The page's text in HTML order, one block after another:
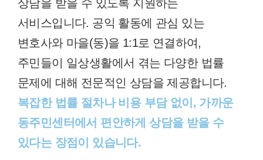
상담을 받을 수 있도록 지원하는
서비스입니다. 공익 활동에 관심 있는
변호사와 마을(동)을 1:1로 연결하여,
주민들이 일상생활에서 겪는 다양한 법률
문제에 대해 전문적인 상담을 제공합니다.
복잡한 법률 절차나 비용 부담 없이, 가까운
동주민센터에서 편안하게 상담을 받을 수
있다는 장점이 있습니다.